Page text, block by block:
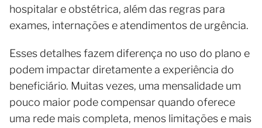
hospitalar e obstétrica, além das regras para
exames, internações e atendimentos de urgência.
Esses detalhes fazem diferença no uso do plano e
podem impactar diretamente a experiência do
beneficiário. Muitas vezes, uma mensalidade um
pouco maior pode compensar quando oferece
uma rede mais completa, menos limitações e mais